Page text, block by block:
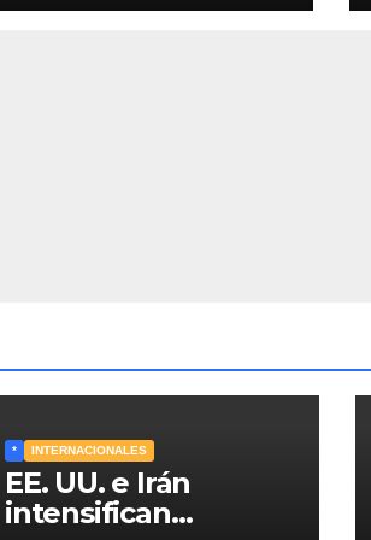
mediación de Omán
* INTERNACIONALES
EE. UU. e Irán
intensifican